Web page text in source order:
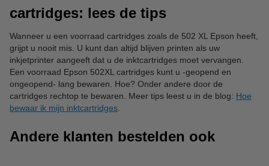
cartridges: lees de tips
Wanneer u een voorraad cartridges zoals de 502 XL Epson heeft,
grijpt u nooit mis. U kunt dan altijd blijven printen als uw
inkjetprinter aangeeft dat u de inktcartridges moet vervangen.
Een voorraad Epson 502XL cartridges kunt u -geopend en
ongeopend- lang bewaren. Hoe? Onder andere door de
cartridges rechtop te bewaren. Meer tips leest u in de blog: Hoe
bewaar ik mijn inktcartridges
Andere klanten bestelden ook